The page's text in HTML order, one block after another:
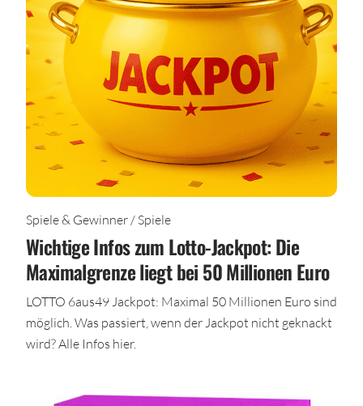
Spiele & Gewinner / Spiele
Wichtige Infos zum Lotto-Jackpot: Die
Maximalgrenze liegt bei 50 Millionen Euro
LOTTO 6aus49 Jackpot: Maximal 50 Millionen Euro sind
möglich. Was passiert, wenn der Jackpot nicht geknackt
wird? Alle Infos hier.